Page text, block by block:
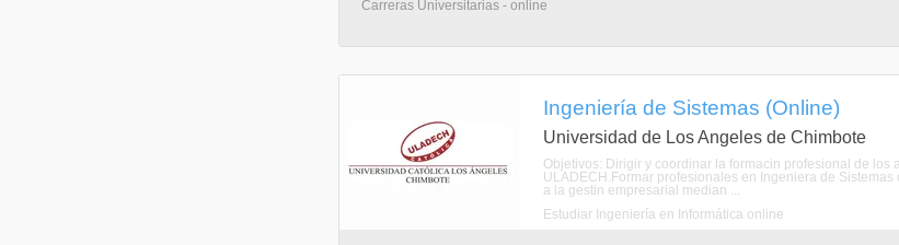
Carreras Universitarias - online
Ingeniería de Sistemas (Online)
Universidad de Los Angeles de Chimbote
Objetivos: Dirigir y coordinar la formacin profesional de
ULADECH.Formar profesionales en Ingeniera de
a la gestin empresarial median ...
Estudiar Ingeniería en Informática online